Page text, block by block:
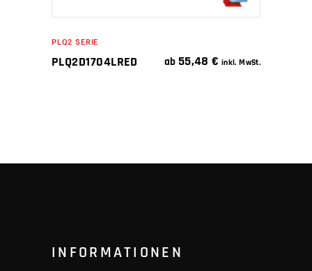
PLQ2 SERIE
PLQ2D1704LRED ab 55,48€ inkl. MwSt.
INFORMATIONEN